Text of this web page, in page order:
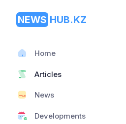
NEWS HUB.KZ
Home
Articles
News
Developments